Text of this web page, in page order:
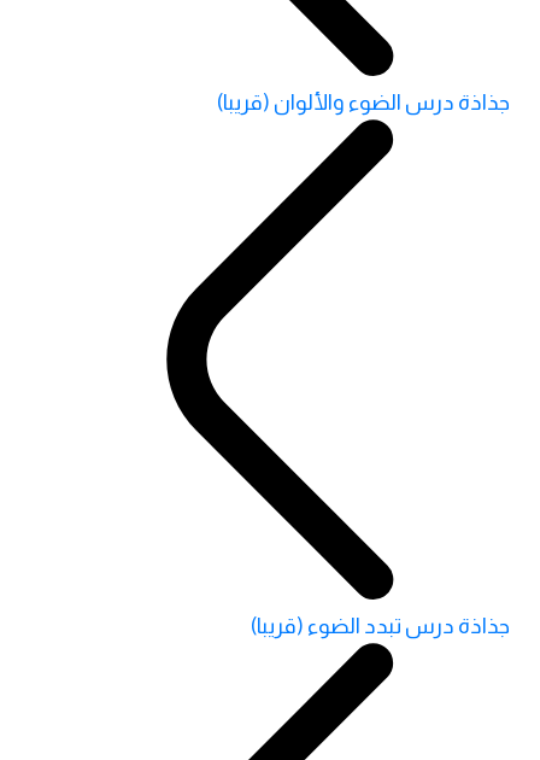
جذاذة درس الضوء والألوان (قريبا)
جذاذة درس تبدد الضوء (قريبا)